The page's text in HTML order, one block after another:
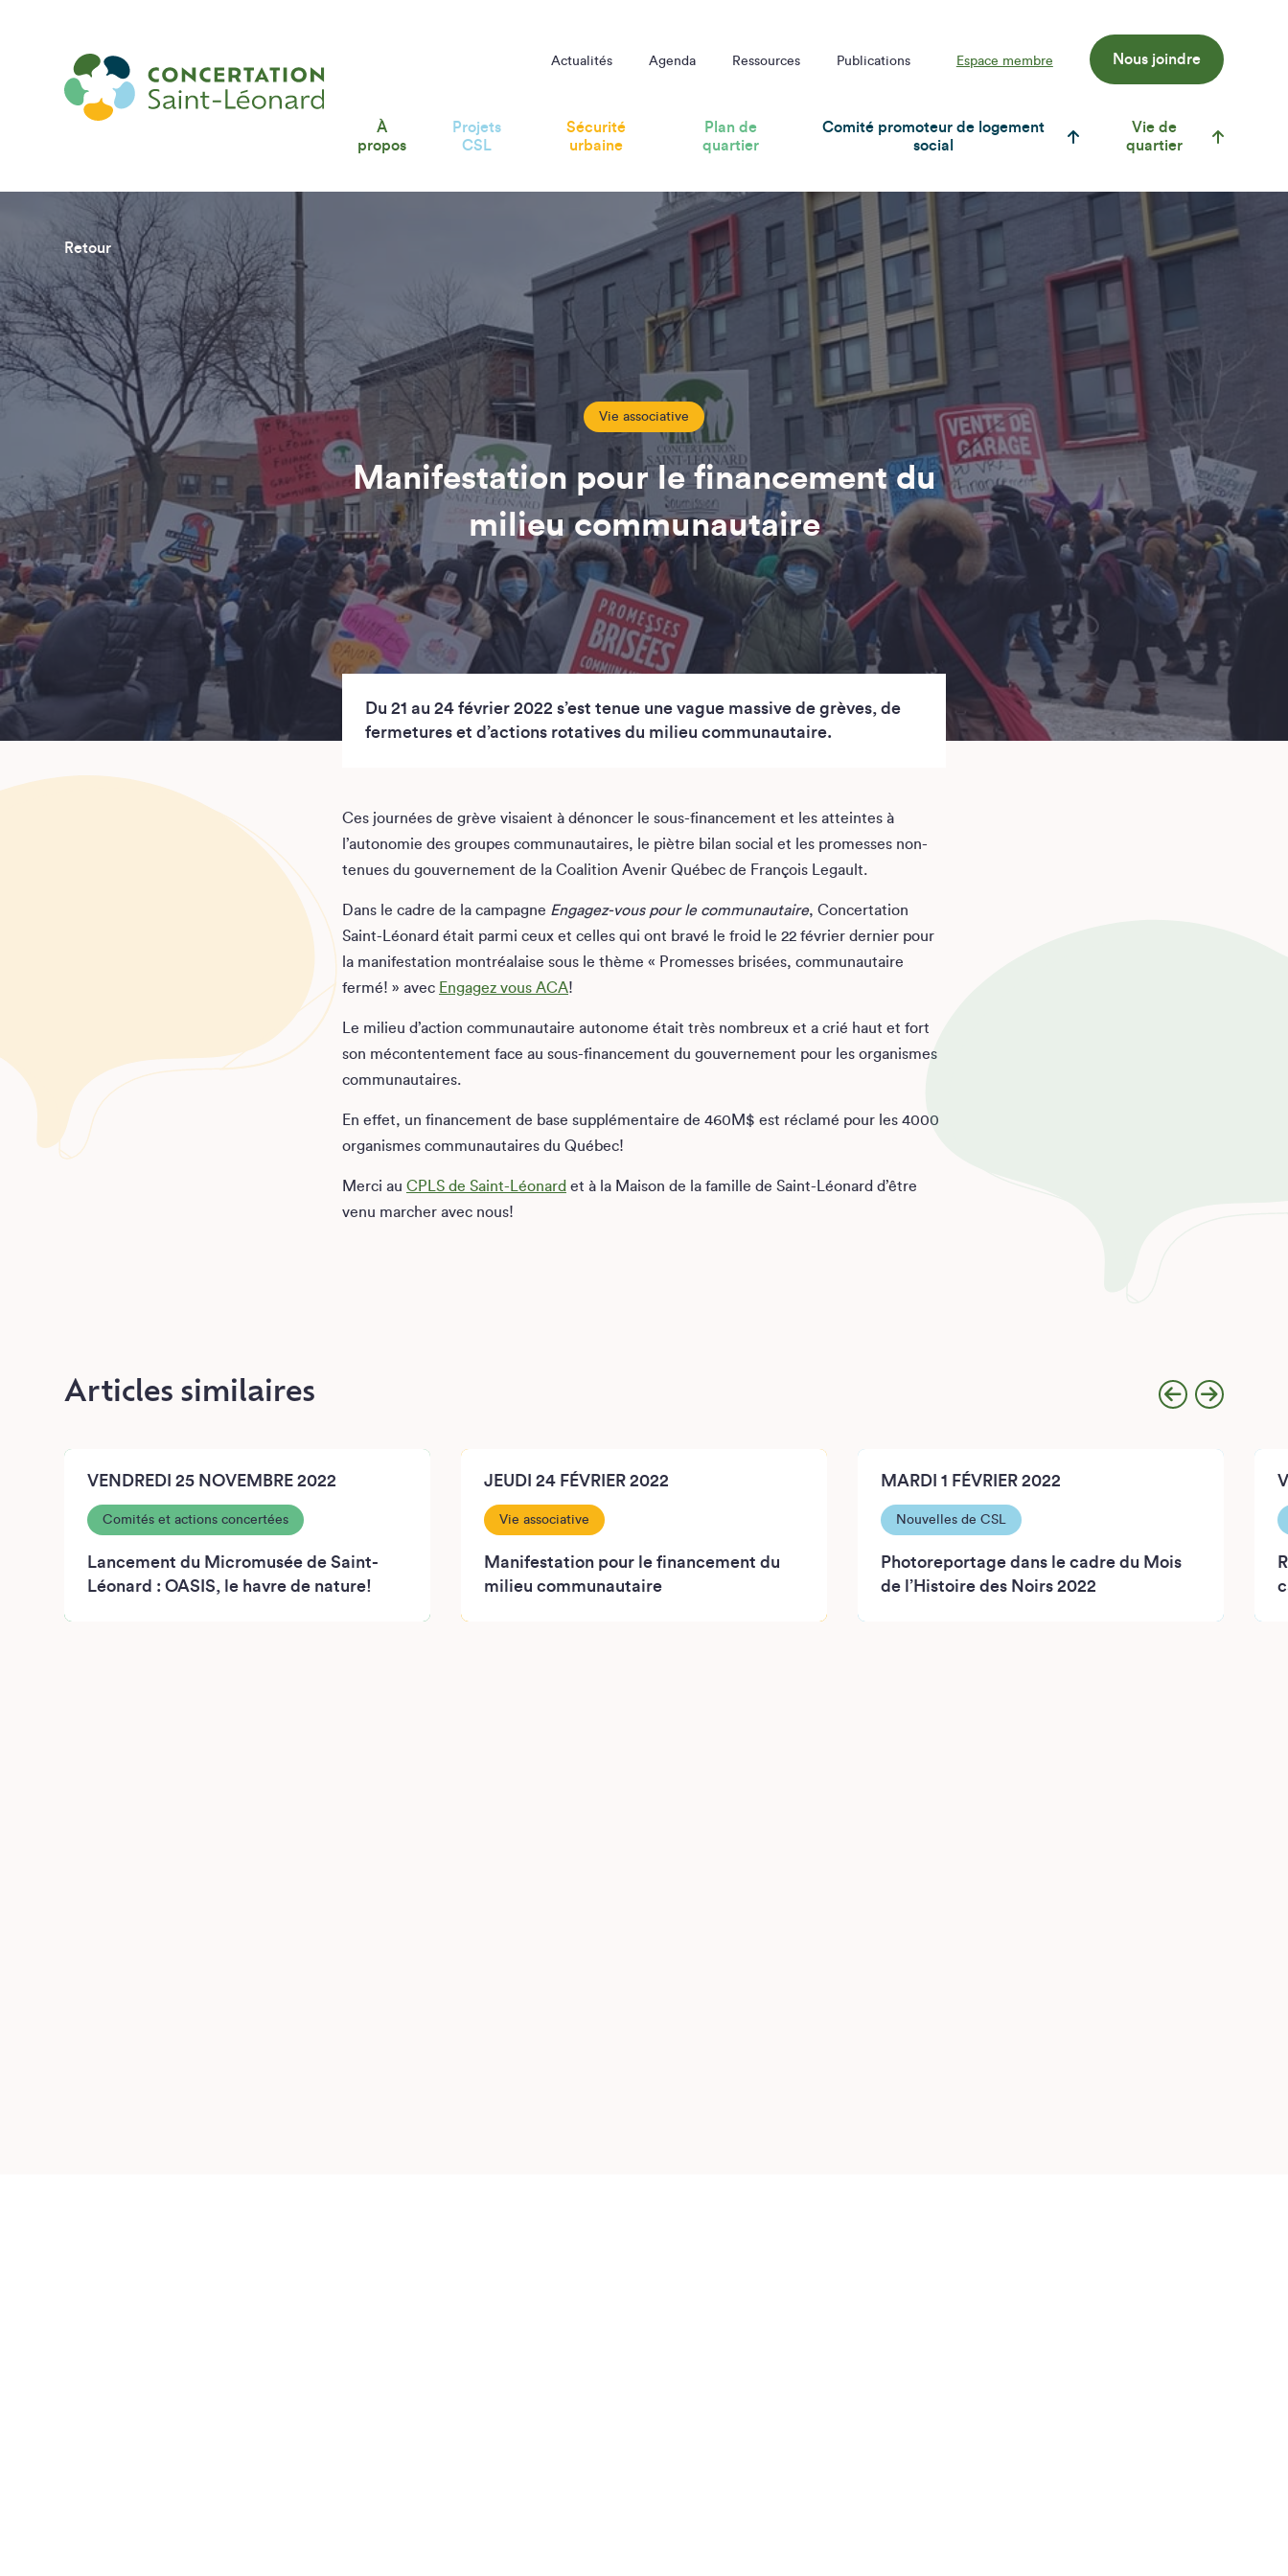
Actualités Agenda Ressources Publications Espace membre Nous joindre
À
propos
Projets
CSL
Sécurité
urbaine
Plan de
quartier
Comité promoteur de logement
social
Vie de
quartier
Retour
Vie associative
Manifestation pour le financement du
milieu communautaire
Du 21 au 24 février 2022 s’est tenue une vague massive de grèves, de
fermetures et d’actions rotatives du milieu communautaire.
Ces journées de grève visaient à dénoncer le sous-financement et les atteintes à
l’autonomie des groupes communautaires, le piètre bilan social et les promesses non-
tenues du gouvernement de la Coalition Avenir Québec de François Legault.
Dans le cadre de la campagne Engagez-vous pour le communautaire, Concertation
Saint-Léonard était parmi ceux et celles qui ont bravé le froid le 22 février dernier pour
la manifestation montréalaise sous le thème « Promesses brisées, communautaire
fermé! » avec Engagez vous ACA!
Le milieu d’action communautaire autonome était très nombreux et a crié haut et fort
son mécontentement face au sous-financement du gouvernement pour les organismes
communautaires.
En effet, un financement de base supplémentaire de 460M$ est réclamé pour les 4000
organismes communautaires du Québec!
Merci au CPLS de Saint-Léonard et à la Maison de la famille de Saint-Léonard d’être
venu marcher avec nous!
Articles similaires
VENDREDI 25 NOVEMBRE 2022
Comités et actions concertées
Lancement du Micromusée de Saint-
Léonard : OASIS, le havre de nature!
JEUDI 24 FÉVRIER 2022
Vie associative
Manifestation pour le financement du
milieu communautaire
MARDI 1 FÉVRIER 2022
Nouvelles de CSL
Photoreportage dans le cadre du Mois
de l’Histoire des Noirs 2022